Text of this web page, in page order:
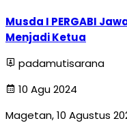
Musda I PERGABI
Menjadi Ketua
padamutisarana
10 Agu 2024
Magetan, 10 Agustus